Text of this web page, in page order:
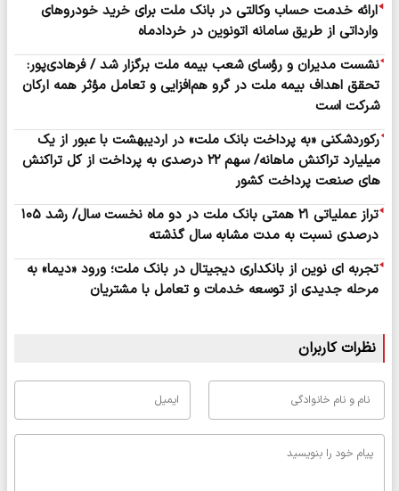
ارائه خدمت حساب وکالتی در بانک ملت برای خرید خودروهای
وارداتی از طریق سامانه اتونوین در خردادماه
​نشست مدیران و رؤسای شعب بیمه ملت برگزار شد / فرهادی‌پور:
تحقق اهداف بیمه ملت در گرو هم‌افزایی و تعامل مؤثر همه ارکان
شرکت است
رکوردشکنی «به پرداخت بانک ملت» در اردیبهشت با عبور از یک
میلیارد تراکنش ماهانه/ سهم ۲۲ درصدی به پرداخت از کل تراکنش
های صنعت پرداخت کشور
تراز عملیاتی ۲۱ همتی بانک ملت در دو ماه نخست سال/ رشد ۱۰۵
درصدی نسبت به مدت مشابه سال گذشته
تجربه ای نوین از بانکداری دیجیتال در بانک ملت؛ ورود «دیما» به
مرحله جدیدی از توسعه خدمات و تعامل با مشتریان
نظرات کاربران